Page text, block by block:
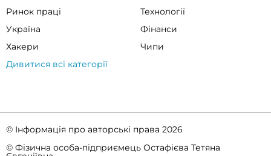
Ринок праці
Технології
Україна
Фінанси
Хакери
Чипи
Дивитися всі категорії
© Інформація про авторські права 2026
© Фізична особа-підприємець Остафієва Тетяна